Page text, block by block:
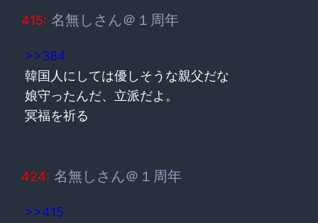
415: 名無しさん＠１周年
>>384
韓国人にしては優しそうな親父だな
娘守ったんだ、立派だよ。
冥福を祈る
424: 名無しさん＠１周年
>>415